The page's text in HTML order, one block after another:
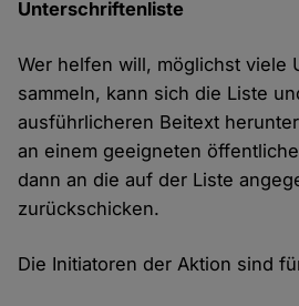
Unterschriftenliste
Wer helfen will, möglichst viele
sammeln, kann sich die Liste
ausführlicheren Beitext
an einem geeigneten
dann an die auf der Liste
zurückschicken.
Die Initiatoren der Aktion sind